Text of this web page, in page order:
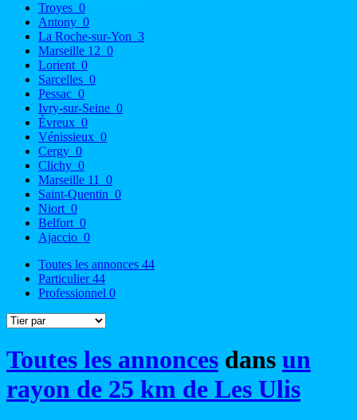
Troyes 0
Antony 0
La Roche-sur-Yon 3
Marseille 12 0
Lorient 0
Sarcelles 0
Pessac 0
Ivry-sur-Seine 0
Évreux 0
Vénissieux 0
Cergy 0
Clichy 0
Marseille 11
0
Saint-Quentin 0
Niort 0
Belfort 0
Ajaccio 0
Toutes les annonces 44
Particulier44
Professionnel 0
Toutes les annonces dans un
rayon de 25 km de Les Ulis